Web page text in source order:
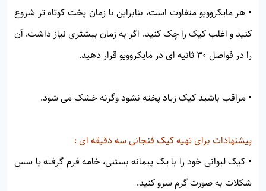
• هر مایکروویو متفاوت است، بنابراین با زمان پخت کوتاه تر شروع
کنید و اغلب کیک را چک کنید. اگر به زمان بیشتری نیاز داشت، آن
را در فواصل 30 ثانیه ای در مایکروویو قرار دهید.
• مراقب باشید کیک زیاد پخته نشود وگرنه خشک می شود.
پیشنهادات برای تهیه کیک فنجانی سه دقیقه ای :
• کیک لیوانی خود را با یک پیمانه بستنی، خامه فرم گرفته یا سس
شکلات به صورت گرم سرو کنید.